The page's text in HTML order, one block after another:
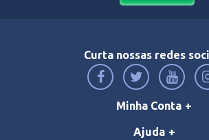
Curta nossas redes
Minha Conta
Ajuda